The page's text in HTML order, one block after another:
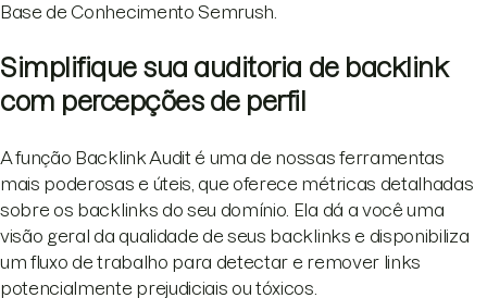
Base de Conhecimento Semrush.
Simplifique sua auditoria de backlink
com percepções de perfil
A função Backlink Audit é uma de nossas ferramentas
mais poderosas e úteis, que oferece métricas detalhadas
sobre os backlinks do seu domínio. Ela dá a você uma
visão geral da qualidade de seus backlinks e disponibiliza
um fluxo de trabalho para detectar e remover links
potencialmente prejudiciais ou tóxicos.